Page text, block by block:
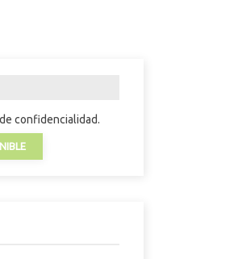
confidencialidad.